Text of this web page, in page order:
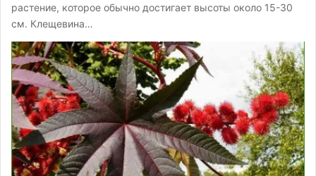
растение, которое обычно достигает высоты около 15-30
см. Клещевина…